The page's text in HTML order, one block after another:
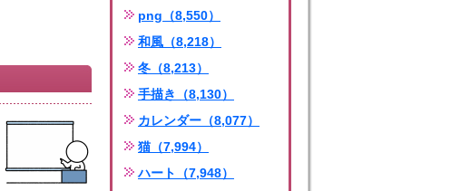
png（8,550）
和風（8,218）
冬（8,213）
手描き（8,130）
カレンダー（8,077）
猫（7,994）
ハート（7,948）